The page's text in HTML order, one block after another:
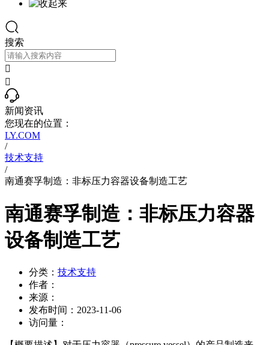
搜索


新闻资讯
您现在的位置：
LY.COM
/
技术支持
/
南通赛孚制造：非标压力容器设备制造工艺
南通赛孚制造：非标压力容器
设备制造工艺
分类： 技术支持
作者：
来源：
发布时间： 2023-11-06
访问量：